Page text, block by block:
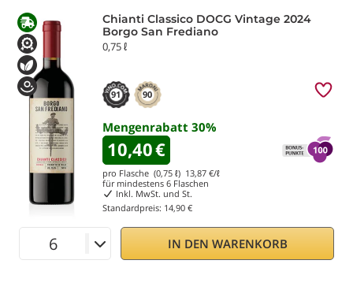
unsere kuratierte Auswahl in unserem Online-
Weinladen, mit herausragenden Weinen von Di Majo
Norante, Barone Pizzini, Marco De Bartoli und
Polvanera, sowie Spirituosen, die fachmännisch aus
natürlichen und nachhaltig bezogenen Zutaten
destilliert werden. Kaufen Sie mit Vertrauen ein und
genießen Sie die Bequemlichkeit, die besten Bioweine
und Spirituosen direkt an Ihre Haustür geliefert zu
bekommen.
Chianti Classico DOCG Vintage 2024
Borgo San Frediano
0,75 ℓ
91 90
Mengenrabatt 30%
10,40€
pro Flasche (0,75 ℓ) 13,87 €/ℓ
für mindestens 6 Flaschen
Inkl. MwSt. und St.
Standardpreis: 14,90 €
IN DEN WARENKORB